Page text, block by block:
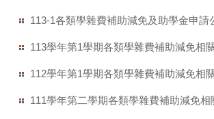
113-1各類學雜費補助減免及助學金申請
113學年第1學期各類學雜費補助減免相
112學年第1學期各類學雜費補助減免相
111學年第二學期各類學雜費補助減免相